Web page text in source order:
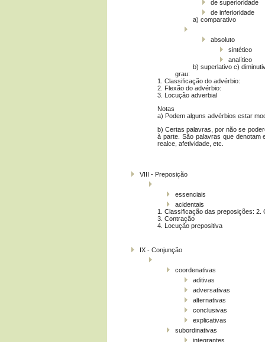
de superioridade
de inferioridade
a) comparativo
absoluto
sintético
analítico
b) superlativo c)
grau:
1. Classificação do advérbio:
2. Flexão do advérbio:
3. Locução adverbial
Notas
a) Podem alguns advérbios estar
b) Certas palavras, por não se
à parte. São palavras que denotam
realce, afetividade, etc.
VIII ­- Preposição
essenciais
acidentais
1. Classificação das preposições: 2.
3. Contração
4. Locução prepositiva
IX ­- Conjunção
coordenativas
aditivas
adversativas
alternativas
conclusivas
explicativas
subordinativas
integrantes